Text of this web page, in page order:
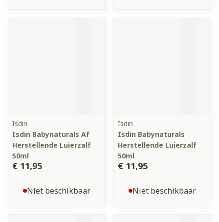
Isdin
Isdin Babynaturals Af
Herstellende Luierzalf
50ml
€ 11,95
Niet beschikbaar
Isdin
Isdin Babynaturals
Herstellende Luierzalf
50ml
€ 11,95
Niet beschikbaar